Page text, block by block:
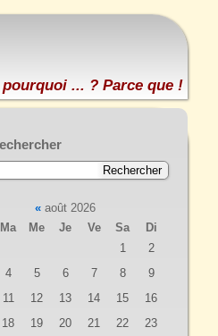
... ? Parce que !
« août 2026
Ma Me Je Ve Sa
Di
1
2
4 5 6 7 8
9
11 12 13 14 15
16
18 19 20 21 22
23